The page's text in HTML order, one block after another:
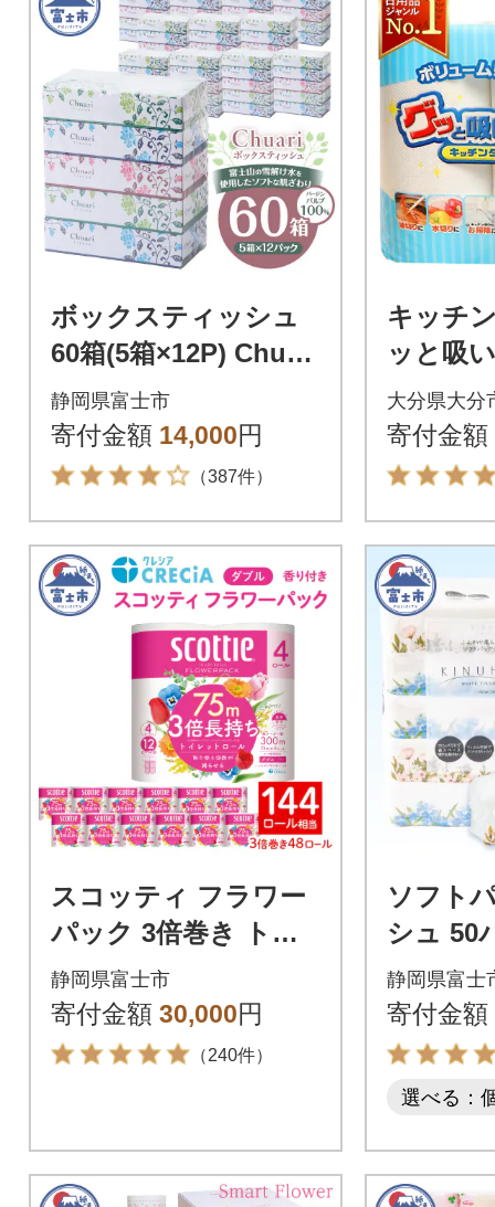
ボックスティッシュ
60箱(5箱×12P) Chuari
パルプ100% ティッシ
ュペーパー 日用品
静岡県富士市
寄付金額 14,000円
（387件）
キッチ
ッと吸
ンタオ
ロール
4019
大分県大分
寄付金額
スコッティ フラワー
パック 3倍巻き トイ
レットペーパー ダブ
ル 日用品
静岡県富士市
寄付金額 30,000円
（240件）
ソフト
シュ 50
な ティ
ー 日用
静岡県富士
寄付金額
選べる：